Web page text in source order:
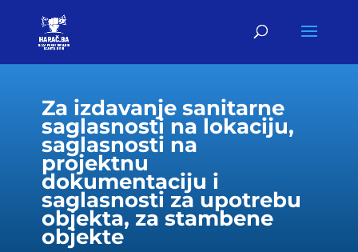
Za izdavanje sanitarne
saglasnosti na lokaciju,
saglasnosti na
projektnu
dokumentaciju i
saglasnosti za upotrebu
objekta, za stambene
objekte